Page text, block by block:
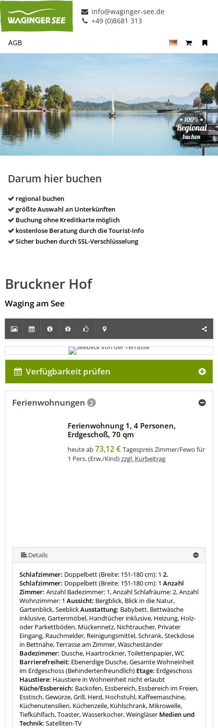
info@waginger-see.de
+49 (0)8681 313
AGB
Darum hier buchen
regional buchen
größte Auswahl an Unterkünften
Buchung ohne Kreditkarte möglich
kostenlose Beratung durch die Tourist-Info
Sicher buchen durch SSL-Verschlüsselung
Bruckner Hof
Waging am See
Verfügbarkeit prüfen
Ferienwohnungen 2
Ferienwohnung 1, 4 Personen,
Erdgeschoß, 70 qm
heute ab73,12 € Tagespreis Zimmer/Fewo für
1 Pers. (Erw./Kind)zzgl. Kurbeitrag
Details
Schlafzimmer: Doppelbett (Breite: 151-180 cm): 1 2.
Schlafzimmer: Doppelbett (Breite: 151-180 cm): 1 Anzahl
Zimmer: Anzahl Badezimmer: 1, Anzahl Schlafräume: 2, Anzahl
Wohnzimmer: 1 Aussicht: Bergblick, Blick in die Natur,
Gartenblick, SeeblickAusstattung: Babybett, Bettwäsche
inklusive, Gartenmöbel, Handtücher inklusive, Heizung, Holz-
oder Parkettböden, Mückennetz, Nichtraucher, Privater
Eingang, Rauchmelder, Reinigungsmittel, Schrank, Steckdose
in Bettnähe, Terrasse am Zimmer, Wäscheständer
Badezimmer: Dusche, Haartrockner, Toilettenpapier, WC
Barrierefreiheit: Ebenerdige Dusche, Gesamte Wohneinheit
im Erdgeschoss (Behindertenfreundlich) Etage: Erdgeschoss
Haustiere: Haustiere in Wohneinheit nicht erlaubt
Küche/Essbereich: Backofen, Essbereich, Essbereich im Freien,
Esstisch, Gewürze, Grill, Herd, Hochstuhl, Kaffeemaschine,
Küchenutensilien, Küchenzeile, Kühlschrank, Mikrowelle,
Tiefkühlfach, Toaster, Wasserkocher, Weingläser Medien und
Technik: Satelliten-TV